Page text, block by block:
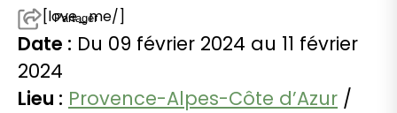
Partager
[love_me/]
Date : Du 09 février 2024 au 11 février
2024
Lieu : Provence-Alpes-Côte d’Azur /